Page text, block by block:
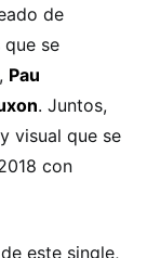
de
se
Pau
. Juntos,
visual que se
con
este single,